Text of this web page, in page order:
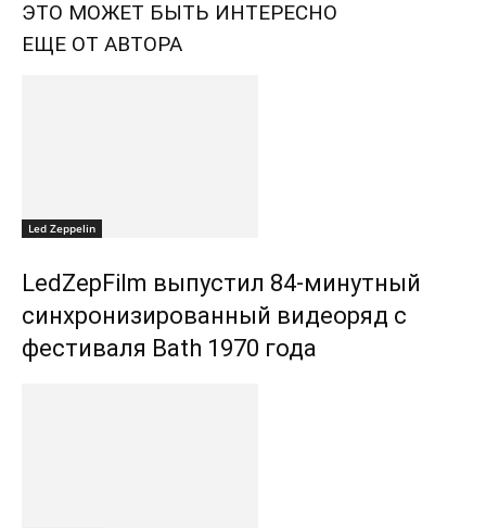
ЭТО МОЖЕТ БЫТЬ ИНТЕРЕСНО
ЕЩЕ ОТ АВТОРА
Led Zeppelin
LedZepFilm выпустил 84-минутный
синхронизированный видеоряд с
фестиваля Bath 1970 года